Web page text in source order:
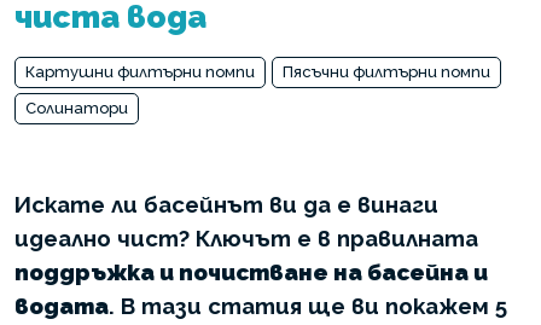
чиста вода
Картушни филтърни помпи
Пясъчни филтърни помпи
Солинатори
Искате ли басейнът ви да е винаги
идеално чист? Ключът е в правилната
поддръжка и почистване на басейна и
водата. В тази статия ще ви покажем 5